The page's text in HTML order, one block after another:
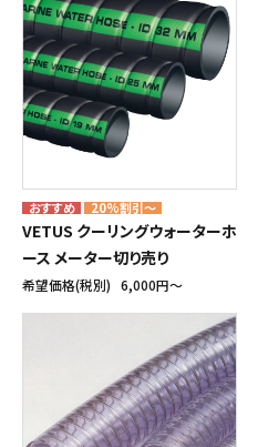
20%割引～
VETUS クーリングウォーターホ
ース メーター切り売り
希望価格(税別) 6,000円〜